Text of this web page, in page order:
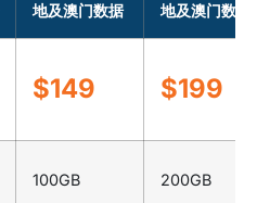
地及澳门数据
地及澳门数据
$149 $199
100GB 200GB